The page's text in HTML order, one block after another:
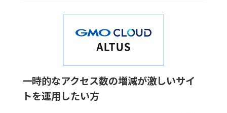
一時的なアクセス数の増減が激しいサイ
トを運用したい方